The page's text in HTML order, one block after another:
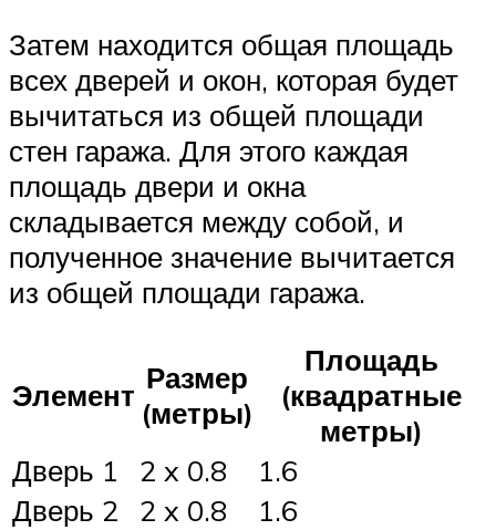
Затем находится общая площадь
всех дверей и окон, которая будет
вычитаться из общей площади
стен гаража. Для этого каждая
площадь двери и окна
складывается между собой, и
полученное значение вычитается
из общей площади гаража.
Элемент Размер
(метры)
Площадь
(квадратные
метры)
Дверь 1
2 x 0.8
1.6
Дверь 2
2 x 0.8
1.6